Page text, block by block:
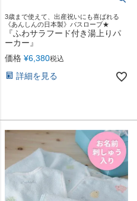
3歳まで使えて、出産祝いにも喜ばれる
《あんしんの日本製》バスローブ★
『ふわサラフード付き湯上りパ
ーカー』
価格 ¥6,380税込
詳細を見る